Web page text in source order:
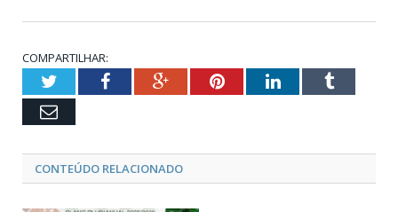
COMPARTILHAR:
TwitterFacebookGoogle+PinterestLinkedInTumblr
Email
CONTEÚDO RELACIONADO